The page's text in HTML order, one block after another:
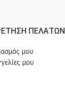
ΠΕΛΑΤΩΝ
μου
μου